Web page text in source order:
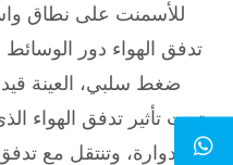
للأسمنت على نطاق
تدفق الهواء دور الوسائط
ضغط سلبي، العينة
تحت تأثير تدفق الهواء
الدوارة، وتنتقل مع